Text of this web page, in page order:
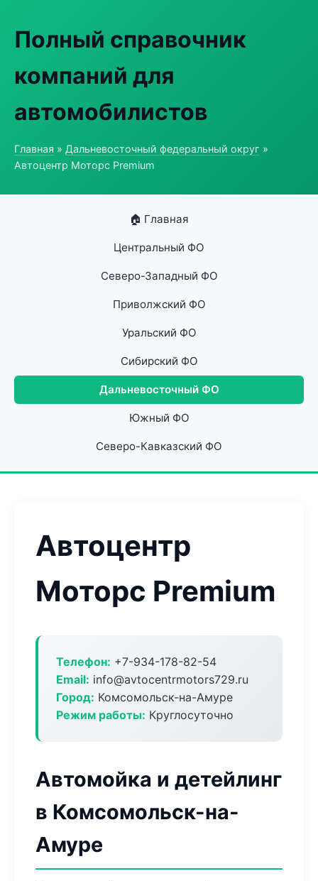
Полный справочник
компаний для
автомобилистов
Главная » Дальневосточный федеральный округ »
Автоцентр Моторс Premium
🏠 Главная
Центральный ФО
Северо-Западный ФО
Приволжский ФО
Уральский ФО
Сибирский ФО
Дальневосточный ФО
Южный ФО
Северо-Кавказский ФО
Автоцентр
Моторс Premium
Телефон: +7-934-178-82-54
Email: info@avtocentrmotors729.ru
Город: Комсомольск-на-Амуре
Режим работы: Круглосуточно
Автомойка и детейлинг
в Комсомольск-на-
Амуре